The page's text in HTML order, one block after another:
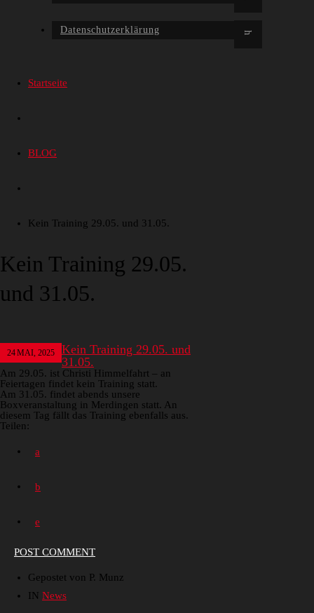
Datenschutzerklärung
Startseite
BLOG
Kein Training 29.05. und 31.05.
Kein Training 29.05.
und 31.05.
24MAI, 2025
Kein Training 29.05. und
31.05.
Am 29.05. ist Christi Himmelfahrt – an
Feiertagen findet kein Training statt.
Am 31.05. findet abends unsere
Boxveranstaltung in Merdingen statt. An
diesem Tag fällt das Training ebenfalls aus.
Teilen:
POST COMMENT
Gepostet von P. Munz
IN News